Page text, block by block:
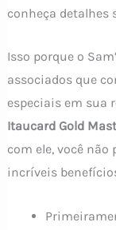
conheça detalhes
Isso porque o
associados que
especiais em sua
Itaucard Gold
com ele, você
incríveis